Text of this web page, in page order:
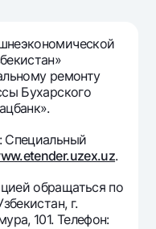
ремонту
Бухарского
Специальный
.
обращаться по
г.
101. Телефон: